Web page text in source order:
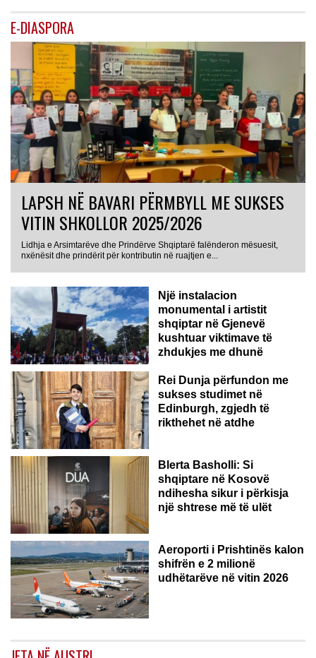
E-DIASPORA
LAPSH NË BAVARI PËRMBYLL ME SUKSES
VITIN SHKOLLOR 2025/2026
Lidhja e Arsimtarëve dhe Prindërve Shqiptarë falënderon mësuesit,
nxënësit dhe prindërit për kontributin në ruajtjen e...
Një instalacion
monumental i artistit
shqiptar në Gjenevë
kushtuar viktimave të
zhdukjes me dhunë
Rei Dunja përfundon me
sukses studimet në
Edinburgh, zgjedh të
rikthehet në atdhe
Blerta Basholli: Si
shqiptare në Kosovë
ndihesha sikur i përkisja
një shtrese më të ulët
Aeroporti i Prishtinës kalon
shifrën e 2 milionë
udhëtarëve në vitin 2026